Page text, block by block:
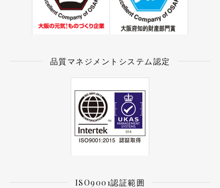
品質マネジメントシステム認定
ISO9001認証範囲